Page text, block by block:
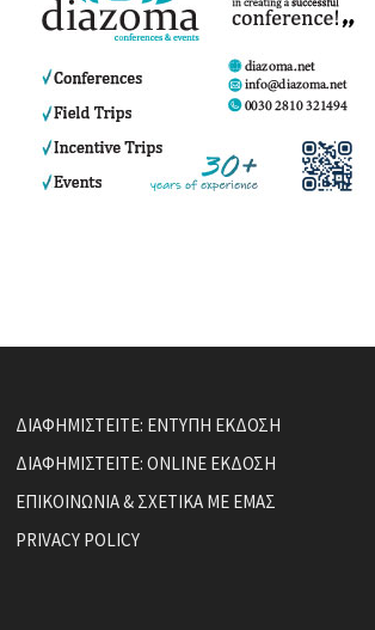
ΔΙΑΦΗΜΙΣΤΕΙΤΕ: ΕΝΤΥΠΗ ΕΚΔΟΣΗ
ΔΙΑΦΗΜΙΣΤΕΙΤΕ: ONLINE ΕΚΔΟΣΗ
ΕΠΙΚΟΙΝΩΝΙΑ & ΣΧΕΤΙΚΑ ΜΕ ΕΜΑΣ
PRIVACY POLICY